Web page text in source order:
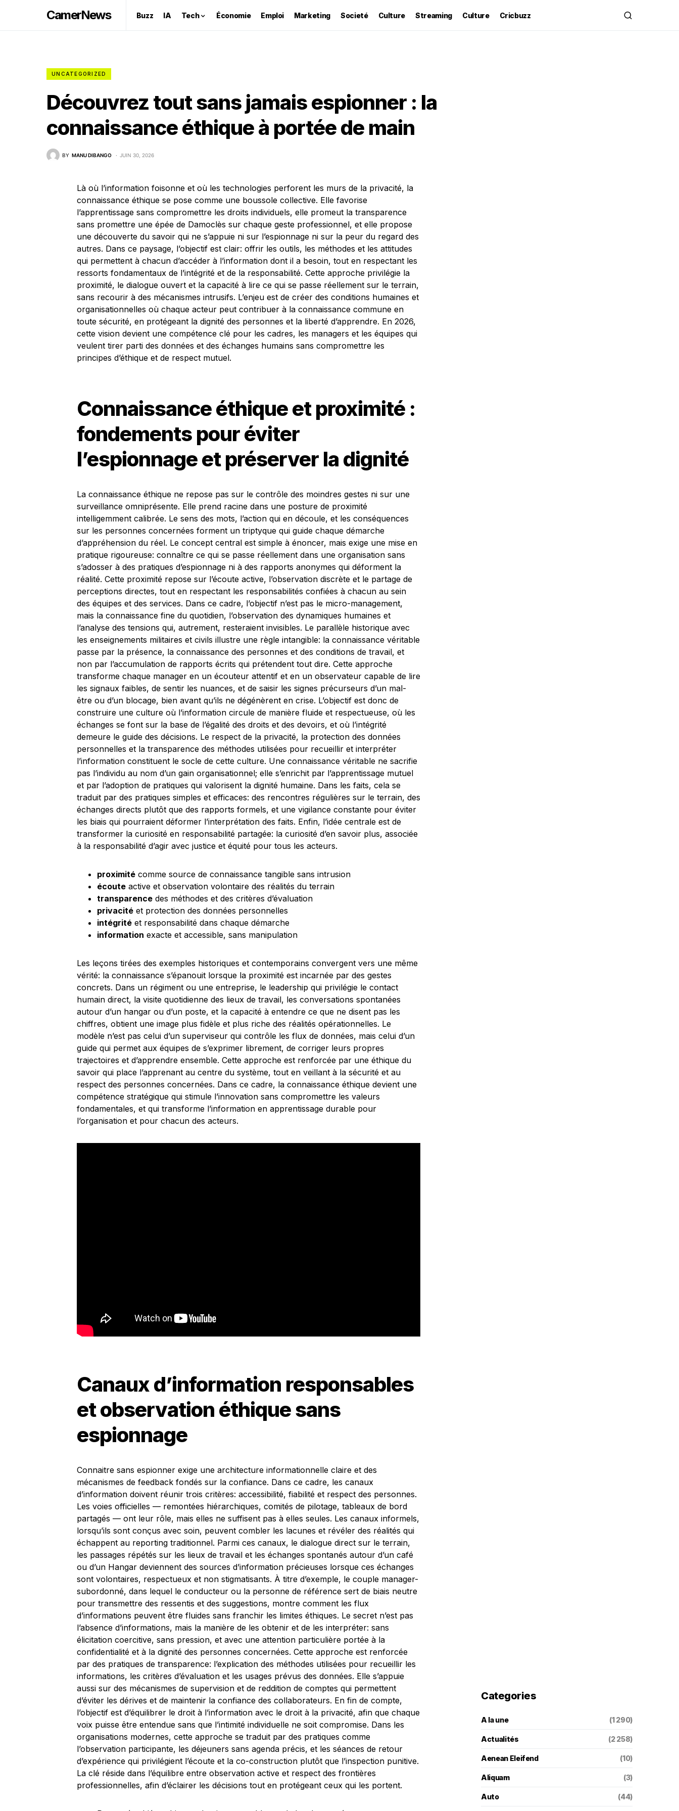
CamerNews Buzz IA Tech Économie Emploi Marketing Societé Culture Streaming Culture Cricbuzz
UNCATEGORIZED
Découvrez tout sans jamais espionner : la
connaissance éthique à portée de main
BY MANU DIBANGO JUIN 30, 2026
Là où l’information foisonne et où les technologies perforent les murs de la privacité, la
connaissance éthique se pose comme une boussole collective. Elle favorise
l’apprentissage sans compromettre les droits individuels, elle promeut la transparence
sans promettre une épée de Damoclès sur chaque geste professionnel, et elle propose
une découverte du savoir qui ne s’appuie ni sur l’espionnage ni sur la peur du regard des
autres. Dans ce paysage, l’objectif est clair: offrir les outils, les méthodes et les attitudes
qui permettent à chacun d’accéder à l’information dont il a besoin, tout en respectant les
ressorts fondamentaux de l’intégrité et de la responsabilité. Cette approche privilégie la
proximité, le dialogue ouvert et la capacité à lire ce qui se passe réellement sur le terrain,
sans recourir à des mécanismes intrusifs. L’enjeu est de créer des conditions humaines et
organisationnelles où chaque acteur peut contribuer à la connaissance commune en
toute sécurité, en protégeant la dignité des personnes et la liberté d’apprendre. En 2026,
cette vision devient une compétence clé pour les cadres, les managers et les équipes qui
veulent tirer parti des données et des échanges humains sans compromettre les
principes d’éthique et de respect mutuel.
Connaissance éthique et proximité :
fondements pour éviter
l’espionnage et préserver la dignité
La connaissance éthique ne repose pas sur le contrôle des moindres gestes ni sur une
surveillance omniprésente. Elle prend racine dans une posture de proximité
intelligemment calibrée. Le sens des mots, l’action qui en découle, et les conséquences
sur les personnes concernées forment un triptyque qui guide chaque démarche
d’appréhension du réel. Le concept central est simple à énoncer, mais exige une mise en
pratique rigoureuse: connaître ce qui se passe réellement dans une organisation sans
s’adosser à des pratiques d’espionnage ni à des rapports anonymes qui déforment la
réalité. Cette proximité repose sur l’écoute active, l’observation discrète et le partage de
perceptions directes, tout en respectant les responsabilités confiées à chacun au sein
des équipes et des services. Dans ce cadre, l’objectif n’est pas le micro-management,
mais la connaissance fine du quotidien, l’observation des dynamiques humaines et
l’analyse des tensions qui, autrement, resteraient invisibles. Le parallèle historique avec
les enseignements militaires et civils illustre une règle intangible: la connaissance véritable
passe par la présence, la connaissance des personnes et des conditions de travail, et
non par l’accumulation de rapports écrits qui prétendent tout dire. Cette approche
transforme chaque manager en un écouteur attentif et en un observateur capable de lire
les signaux faibles, de sentir les nuances, et de saisir les signes précurseurs d’un mal-
être ou d’un blocage, bien avant qu’ils ne dégénèrent en crise. L’objectif est donc de
construire une culture où l’information circule de manière fluide et respectueuse, où les
échanges se font sur la base de l’égalité des droits et des devoirs, et où l’intégrité
demeure le guide des décisions. Le respect de la privacité, la protection des données
personnelles et la transparence des méthodes utilisées pour recueillir et interpréter
l’information constituent le socle de cette culture. Une connaissance véritable ne sacrifie
pas l’individu au nom d’un gain organisationnel; elle s’enrichit par l’apprentissage mutuel
et par l’adoption de pratiques qui valorisent la dignité humaine. Dans les faits, cela se
traduit par des pratiques simples et efficaces: des rencontres régulières sur le terrain, des
échanges directs plutôt que des rapports formels, et une vigilance constante pour éviter
les biais qui pourraient déformer l’interprétation des faits. Enfin, l’idée centrale est de
transformer la curiosité en responsabilité partagée: la curiosité d’en savoir plus, associée
à la responsabilité d’agir avec justice et équité pour tous les acteurs.
proximité comme source de connaissance tangible sans intrusion
écoute active et observation volontaire des réalités du terrain
transparence des méthodes et des critères d’évaluation
privacité et protection des données personnelles
intégrité et responsabilité dans chaque démarche
information exacte et accessible, sans manipulation
Les leçons tirées des exemples historiques et contemporains convergent vers une même
vérité: la connaissance s’épanouit lorsque la proximité est incarnée par des gestes
concrets. Dans un régiment ou une entreprise, le leadership qui privilégie le contact
humain direct, la visite quotidienne des lieux de travail, les conversations spontanées
autour d’un hangar ou d’un poste, et la capacité à entendre ce que ne disent pas les
chiffres, obtient une image plus fidèle et plus riche des réalités opérationnelles. Le
modèle n’est pas celui d’un superviseur qui contrôle les flux de données, mais celui d’un
guide qui permet aux équipes de s’exprimer librement, de corriger leurs propres
trajectoires et d’apprendre ensemble. Cette approche est renforcée par une éthique du
savoir qui place l’apprenant au centre du système, tout en veillant à la sécurité et au
respect des personnes concernées. Dans ce cadre, la connaissance éthique devient une
compétence stratégique qui stimule l’innovation sans compromettre les valeurs
fondamentales, et qui transforme l’information en apprentissage durable pour
l’organisation et pour chacun des acteurs.
Canaux d’information responsables
et observation éthique sans
espionnage
Connaitre sans espionner exige une architecture informationnelle claire et des
mécanismes de feedback fondés sur la confiance. Dans ce cadre, les canaux
d’information doivent réunir trois critères: accessibilité, fiabilité et respect des personnes.
Les voies officielles — remontées hiérarchiques, comités de pilotage, tableaux de bord
partagés — ont leur rôle, mais elles ne suffisent pas à elles seules. Les canaux informels,
lorsqu’ils sont conçus avec soin, peuvent combler les lacunes et révéler des réalités qui
échappent au reporting traditionnel. Parmi ces canaux, le dialogue direct sur le terrain,
les passages répétés sur les lieux de travail et les échanges spontanés autour d’un café
ou d’un Hangar deviennent des sources d’information précieuses lorsque ces échanges
sont volontaires, respectueux et non stigmatisants. À titre d’exemple, le couple manager-
subordonné, dans lequel le conducteur ou la personne de référence sert de biais neutre
pour transmettre des ressentis et des suggestions, montre comment les flux
d’informations peuvent être fluides sans franchir les limites éthiques. Le secret n’est pas
l’absence d’informations, mais la manière de les obtenir et de les interpréter: sans
élicitation coercitive, sans pression, et avec une attention particulière portée à la
confidentialité et à la dignité des personnes concernées. Cette approche est renforcée
par des pratiques de transparence: l’explication des méthodes utilisées pour recueillir les
informations, les critères d’évaluation et les usages prévus des données. Elle s’appuie
aussi sur des mécanismes de supervision et de reddition de comptes qui permettent
d’éviter les dérives et de maintenir la confiance des collaborateurs. En fin de compte,
l’objectif est d’équilibrer le droit à l’information avec le droit à la privacité, afin que chaque
voix puisse être entendue sans que l’intimité individuelle ne soit compromise. Dans les
organisations modernes, cette approche se traduit par des pratiques comme
l’observation participante, les déjeuners sans agenda précis, et les séances de retour
d’expérience qui privilégient l’écoute et la co-construction plutôt que l’inspection punitive.
La clé réside dans l’équilibre entre observation active et respect des frontières
professionnelles, afin d’éclairer les décisions tout en protégeant ceux qui les portent.
Categories
A la une (1 290)
Actualités (2 258)
Aenean Eleifend (10)
Aliquam (3)
Auto (44)